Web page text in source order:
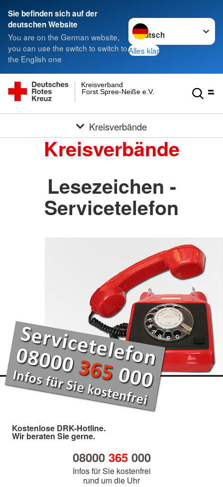
Sie befinden sich auf der
deutschen Website
You are on the German website,
you can use the switch to switch to
the English one
Sprache wechseln zu
Alles klar
Forst Spree-Neiße e.V.
Kreisverband
Kreisverbände
Kreisverbände
Lesezeichen -
Servicetelefon
Kostenlose DRK-Hotline.
Wir beraten Sie gerne.
08000 365000
Infos für Sie kostenfrei
rund um die Uhr